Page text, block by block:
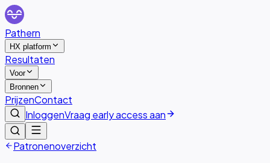
Pathern
HX platform
Resultaten
Voor
Bronnen
PrijzenContact
InloggenVraag early access aan
Patronenoverzicht